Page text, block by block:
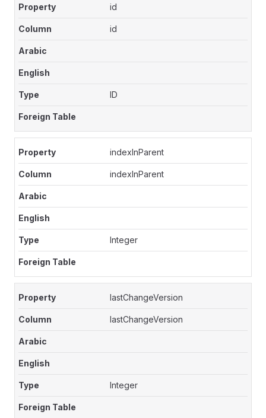
id
id
ID
indexInParent
indexInParent
Integer
lastChangeVersion
lastChangeVersion
Integer